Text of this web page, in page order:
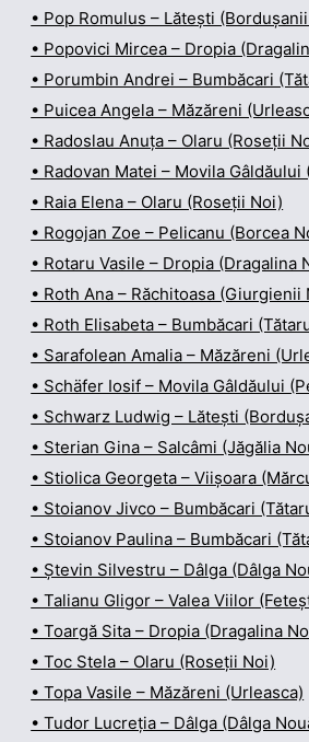
• Pop Romulus – Lătești
• Popovici Mircea – Dropia
• Porumbin Andrei – Bumbăcari
• Puicea Angela – Măzăreni
• Radoslau Anuța – Olaru (Roseții
• Radovan Matei – Movila Gâldăului
• Raia Elena – Olaru (Roseții Noi)
• Rogojan Zoe – Pelicanu (Borcea
• Rotaru Vasile – Dropia (Dragalina
• Roth Ana – Răchitoasa (Giurgienii
• Roth Elisabeta – Bumbăcari
• Sarafolean Amalia – Măzăreni
• Schäfer Iosif – Movila Gâldăului
• Schwarz Ludwig – Lătești
• Sterian Gina – Salcâmi (Jăgălia
• Stiolica Georgeta – Viișoara
• Stoianov Jivco – Bumbăcari
• Stoianov Paulina – Bumbăcari
• Ștevin Silvestru – Dâlga (Dâlga
• Talianu Gligor – Valea Viilor
• Toargă Sita – Dropia (Dragalina
• Toc Stela – Olaru (Roseții Noi)
• Topa Vasile – Măzăreni (Urleasca)
• Tudor Lucreția – Dâlga (Dâlga